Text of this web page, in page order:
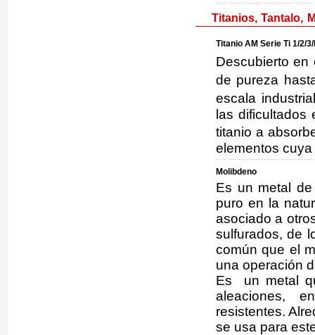
Titanios, Tantalo,
Titanio AM Serie Ti 1/2/
Descubierto
de pureza
escala
las dificultados
titanio a
elementos
Molibdeno
Es un metal
puro en la
asociado a
sulfurados, de
común que el
una operación
Es un metal
aleaciones,
resistentes.
se usa para